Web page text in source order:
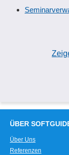
ÜBER
Über Uns
Referenzen